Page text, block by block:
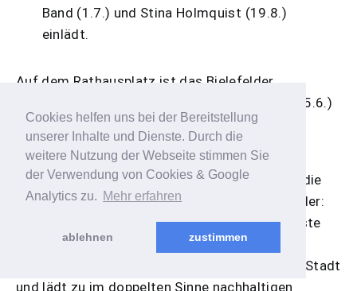
Cookies helfen uns bei der Bereitstellung
unserer Inhalte und Dienste. Durch die
weitere Nutzung der Webseite stimmen Sie
der Verwendung von Cookies & Google
Analytics zu. Mehr erfahren
ablehnen zustimmen
Band (1.7.) und Stina Holmquist (19.8.)
einlädt.
Auf dem Rathausplatz ist das Bielefelder
Sommertheater mit den Gruppen La Poesia (25.6.)
und The Funky Monkeys (15.8.) zu Gast.
Zu den Highlights des Kultursommers
www.kulturamt-bielefeld.de ) zählt sicherlich die
RadKulturTour. Am 6. September heißt es wieder:
rauf aufs Rad und rein ins Abenteuer. Die längste
Kulturbühne Bielefelds führt entlang einer 16
Kilometer langen Route durch den Norden der Stadt
und lädt zu im doppelten Sinne nachhaltigen